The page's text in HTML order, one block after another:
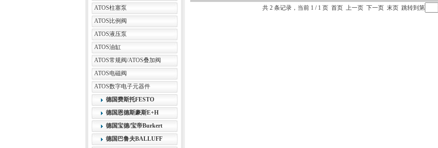
ATOS柱塞泵
ATOS比例阀
ATOS液压泵
ATOS油缸
ATOS常规阀/ATOS叠加阀
ATOS电磁阀
ATOS数字电子元器件
德国费斯托FESTO
德国恩德斯豪斯E+H
德国宝德/宝帝Burkert
德国巴鲁夫BALLUFF
共 2 条记录，当前 1 / 1 页 首页 上一页 下一页 末页 跳转到第